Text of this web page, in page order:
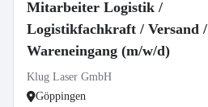
Mitarbeiter Logistik /
Logistikfachkraft / Versand /
Wareneingang (m/w/d)
Klug Laser GmbH
Göppingen